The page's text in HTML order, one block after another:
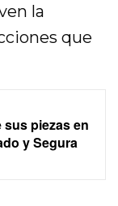
la
que
sus piezas en
y Segura